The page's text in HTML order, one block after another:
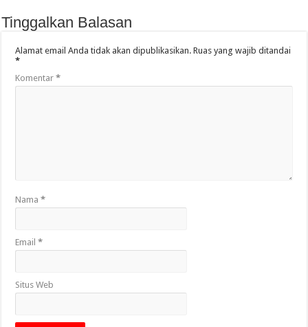
Tinggalkan Balasan
Alamat email Anda tidak akan dipublikasikan. Ruas yang wajib ditandai
*
Komentar*
Nama*
Email*
Situs Web